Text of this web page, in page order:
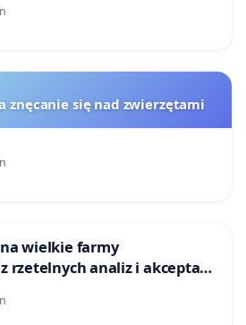
znęcanie się nad zwierzętami
wielkie farmy
rzetelnych analiz i akceptacji